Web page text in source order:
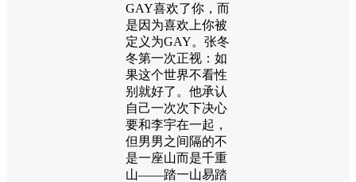
GAY喜欢了你，而
是因为喜欢上你被
定义为GAY。张冬
冬第一次正视：如
果这个世界不看性
别就好了。他承认
自己一次次下决心
要和李宇在一起，
但男男之间隔的不
是一座山而是千重
山——踏一山易踏